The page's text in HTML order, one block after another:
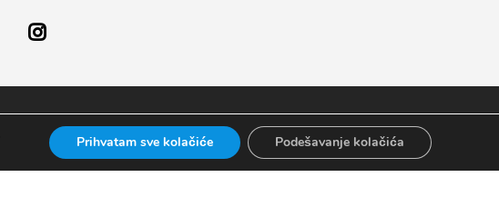
Prihvatam sve kolačiće Podešavanje kolačića